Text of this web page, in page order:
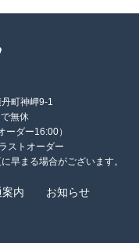
町神岬9-1
無休
ダー16:00）
ストオーダー
早まる場合がございます。
内 お知らせ